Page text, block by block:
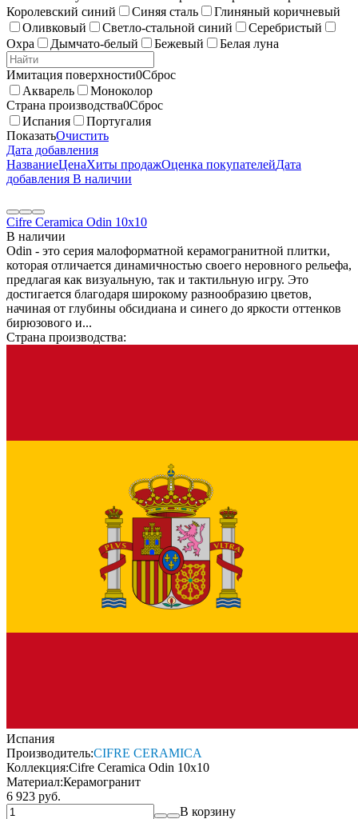
Королевский синий
Синяя сталь
Глиняный коричневый
Оливковый
Светло-стальной синий
Серебристый
Охра
Дымчато-белый Бежевый Белая луна
Имитация поверхности0Сброс
Акварель
Моноколор
Страна производства0Сброс
Испания
Португалия
ПоказатьОчистить
Дата добавления
НазваниеЦенаХиты продажОценка покупателейДата
добавления В наличии
Cifre Ceramica Odin 10x10
В наличии
Odin - это серия малоформатной керамогранитной плитки,
которая отличается динамичностью своего неровного рельефа,
предлагая как визуальную, так и тактильную игру. Это
достигается благодаря широкому разнообразию цветов,
начиная от глубины обсидиана и синего до яркости оттенков
бирюзового и...
Страна производства:
Испания
Производитель:CIFRE CERAMICA
Коллекция:Cifre Ceramica Odin 10x10
Материал:Керамогранит
6 923 руб.
В корзину